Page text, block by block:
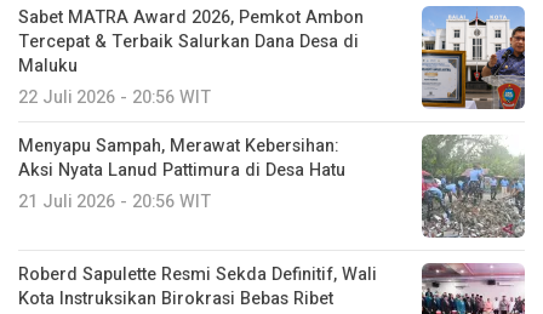
Sabet MATRA Award 2026, Pemkot Ambon
Tercepat & Terbaik Salurkan Dana Desa di
Maluku
22 Juli 2026 - 20:56 WIT
Menyapu Sampah, Merawat Kebersihan:
Aksi Nyata Lanud Pattimura di Desa Hatu
21 Juli 2026 - 20:56 WIT
Roberd Sapulette Resmi Sekda Definitif, Wali
Kota Instruksikan Birokrasi Bebas Ribet